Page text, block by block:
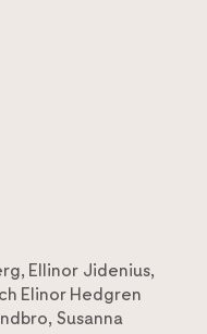
, Ellinor Jidenius,
Elinor Hedgren
, Susanna